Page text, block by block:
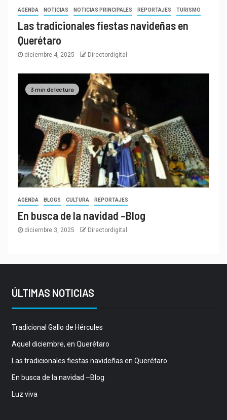
AGENDA NOTICIAS NOTICIAS PRINCIPALES REPORTAJES TURISMO
Las tradicionales fiestas navideñas en
Querétaro
diciembre 4, 2025 Directordigital
3 min de lectura
AGENDA BLOGS CULTURA REPORTAJES
En busca de la navidad –Blog
diciembre 3, 2025 Directordigital
ÚLTIMAS NOTICIAS
Tradicional Gallo de Hércules
Aquel diciembre, en Querétaro
Las tradicionales fiestas navideñas en Querétaro
En busca de la navidad –Blog
Luz viva